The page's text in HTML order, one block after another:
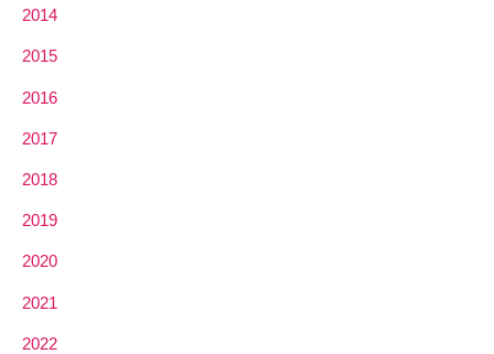
2014
2015
2016
2017
2018
2019
2020
2021
2022